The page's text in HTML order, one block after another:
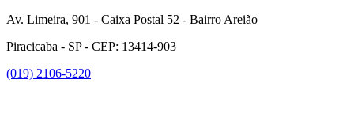
Av. Limeira, 901 - Caixa Postal 52 - Bairro Areião
Piracicaba - SP - CEP: 13414-903
(019) 2106-5220